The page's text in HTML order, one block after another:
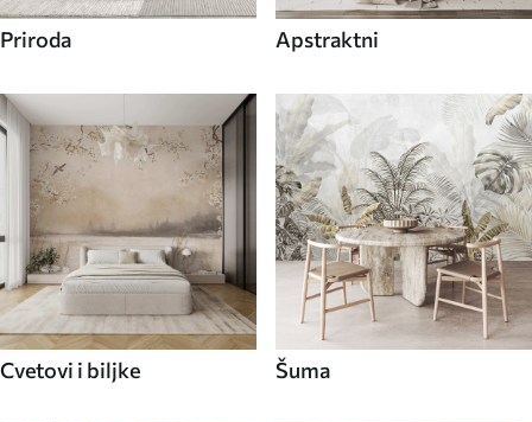
Priroda Apstraktni
Cvetovi i biljke Šuma